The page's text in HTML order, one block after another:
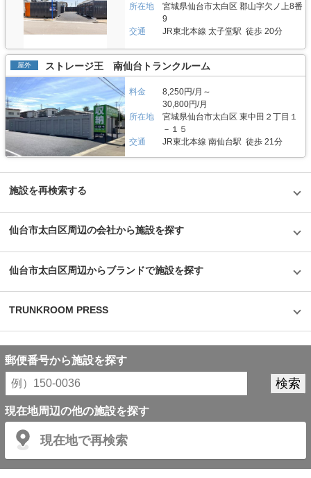
所在地
宮城県仙台市太白区 郡山字欠ノ上8番
9
交通
JR東北本線 太子堂駅 徒歩 20分
屋外 ストレージ王 南仙台トランクルーム
料金
8,250円/月～
30,800円/月
所在地
宮城県仙台市太白区 東中田２丁目１
－１５
交通
JR東北本線 南仙台駅 徒歩 21分
施設を再検索する
仙台市太白区周辺の会社から施設を探す
仙台市太白区周辺からブランドで施設を探す
TRUNKROOM PRESS
郵便番号から施設を探す
現在地周辺の他の施設を探す
現在地で再検索